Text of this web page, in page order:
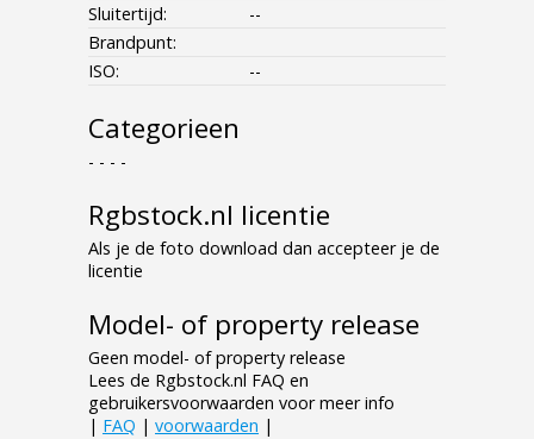
Sluitertijd:
--
Brandpunt:
ISO:
--
Categorieen
- - - -
Rgbstock.nl licentie
Als je de foto download dan accepteer je de
licentie
Model- of property release
Geen model- of property release
Lees de Rgbstock.nl FAQ en
gebruikersvoorwaarden voor meer info
| FAQ | voorwaarden |